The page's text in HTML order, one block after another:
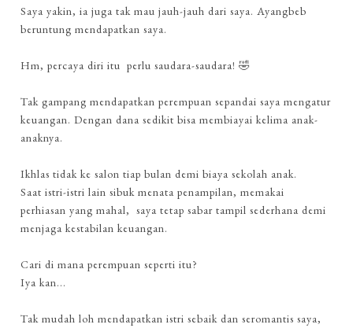
Saya yakin, ia juga tak mau jauh-jauh dari saya. Ayangbeb
beruntung mendapatkan saya.
Hm, percaya diri itu perlu saudara-saudara! 🤣
Tak gampang mendapatkan perempuan sepandai saya mengatur
keuangan. Dengan dana sedikit bisa membiayai kelima anak-
anaknya.
Ikhlas tidak ke salon tiap bulan demi biaya sekolah anak.
Saat istri-istri lain sibuk menata penampilan, memakai
perhiasan yang mahal, saya tetap sabar tampil sederhana demi
menjaga kestabilan keuangan.
Cari di mana perempuan seperti itu?
Iya kan...
Tak mudah loh mendapatkan istri sebaik dan seromantis saya,